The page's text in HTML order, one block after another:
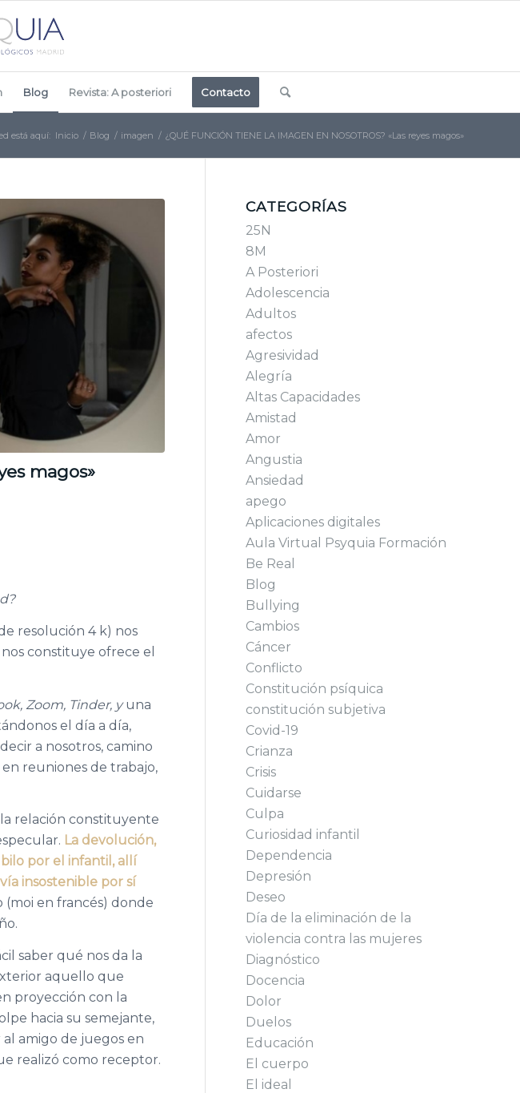
Blog Revista: A posteriori Contacto
está aquí: Inicio / Blog / imagen / ¿QUÉ FUNCIÓN TIENE LA IMAGEN EN NOSOTROS? «Las reyes magos»
magos»
resolución 4 k) nos
constituye ofrece el
Zoom, Tinder, yuna
el día a día,
a nosotros, camino
reuniones de trabajo,
la relación constituyente
La devolución,
por el infantil, allí
insostenible por sí
en francés) donde
saber qué nos da la
aquello que
proyección con la
hacia su semejante,
amigo de juegos en
realizó como receptor.
CATEGORÍAS
25N
8M
A Posteriori
Adolescencia
Adultos
afectos
Agresividad
Alegría
Altas Capacidades
Amistad
Amor
Angustia
Ansiedad
apego
Aplicaciones digitales
Aula Virtual Psyquia Formación
Be Real
Blog
Bullying
Cambios
Cáncer
Conflicto
Constitución psíquica
constitución subjetiva
Covid-19
Crianza
Crisis
Cuidarse
Culpa
Curiosidad infantil
Dependencia
Depresión
Deseo
Día de la eliminación de la
violencia contra las mujeres
Diagnóstico
Docencia
Dolor
Duelos
Educación
El cuerpo
El ideal